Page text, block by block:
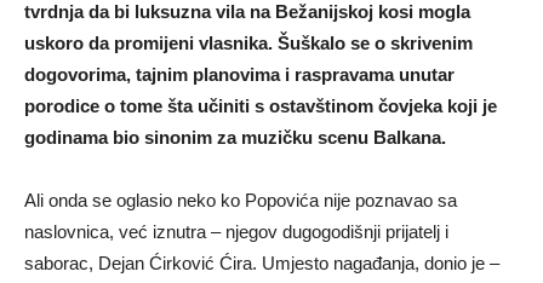
tvrdnja da bi luksuzna vila na Bežanijskoj kosi mogla
uskoro da promijeni vlasnika. Šuškalo se o skrivenim
dogovorima, tajnim planovima i raspravama unutar
porodice o tome šta učiniti s ostavštinom čovjeka koji je
godinama bio sinonim za muzičku scenu Balkana.
Ali onda se oglasio neko ko Popovića nije poznavao sa
naslovnica, već iznutra – njegov dugogodišnji prijatelj i
saborac, Dejan Ćirković Ćira. Umjesto nagađanja, donio je –